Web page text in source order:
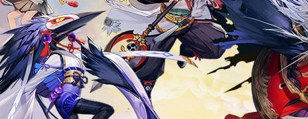
网易游戏
游戏爱好者
我的足迹： 决战！平安京